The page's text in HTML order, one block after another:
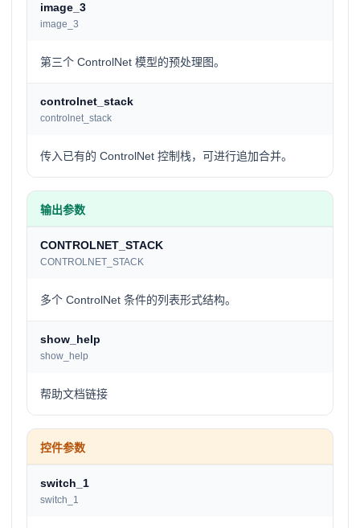
image_3
image_3
第三个 ControlNet 模型的预处理图。
controlnet_stack
controlnet_stack
传入已有的 ControlNet 控制栈，可进行追加合并。
输出参数
CONTROLNET_STACK
CONTROLNET_STACK
多个 ControlNet 条件的列表形式结构。
show_help
show_help
帮助文档链接
控件参数
switch_1
switch_1